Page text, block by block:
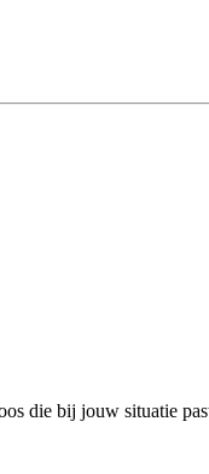
die bij jouw situatie